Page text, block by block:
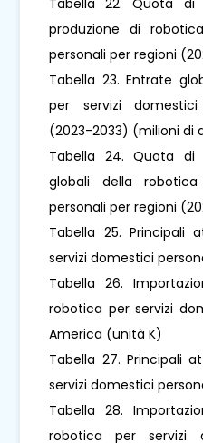
produzione di
personali per regioni
Tabella 23. Entrate
per servizi
(2023-2033) (milioni di
Tabella 24. Quota
globali della
personali per regioni
Tabella 25. Principali
servizi domestici
Tabella 26.
robotica per servizi
America (unità K)
Tabella 27. Principali
servizi domestici
Tabella 28.
robotica per servizi